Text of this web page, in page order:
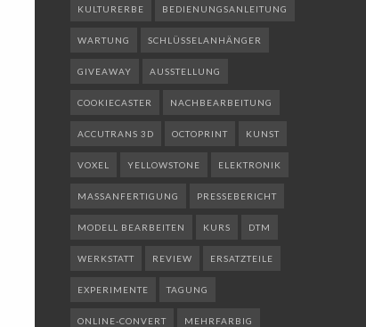
KULTURERBE BEDIENUNGSANLEITUNG
WARTUNG SCHLÜSSELANHÄNGER
GIVEAWAY AUSSTELLUNG
COOKIECASTER NACHBEARBEITUNG
ACCUTRANS 3D OCTOPRINT KUNST
VOXEL YELLOWSTONE ELEKTRONIK
MASSANFERTIGUNG PRESSEBERICHT
MODELL BEARBEITEN KURS DTM
WERKSTATT REVIEW ERSATZTEILE
EXPERIMENTE TAGUNG
ONLINE-CONVERT MEHRFARBIG